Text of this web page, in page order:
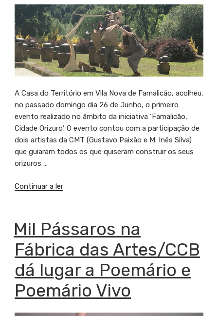
A Casa do Território em Vila Nova de Famalicão, acolheu,
no passado domingo dia 26 de Junho, o primeiro
evento realizado no âmbito da iniciativa ‘Famalicão,
Cidade Orizuro’. O evento contou com a participação de
dois artistas da CMT (Gustavo Paixão e M. Inês Silva)
que guiaram todos os que quiseram construir os seus
orizuros …
Continuar a ler“Na
em
Famalicão”
EM
Mil Pássaros na
Fábrica das Artes/CCB
dá lugar a Poemário e
Poemário Vivo